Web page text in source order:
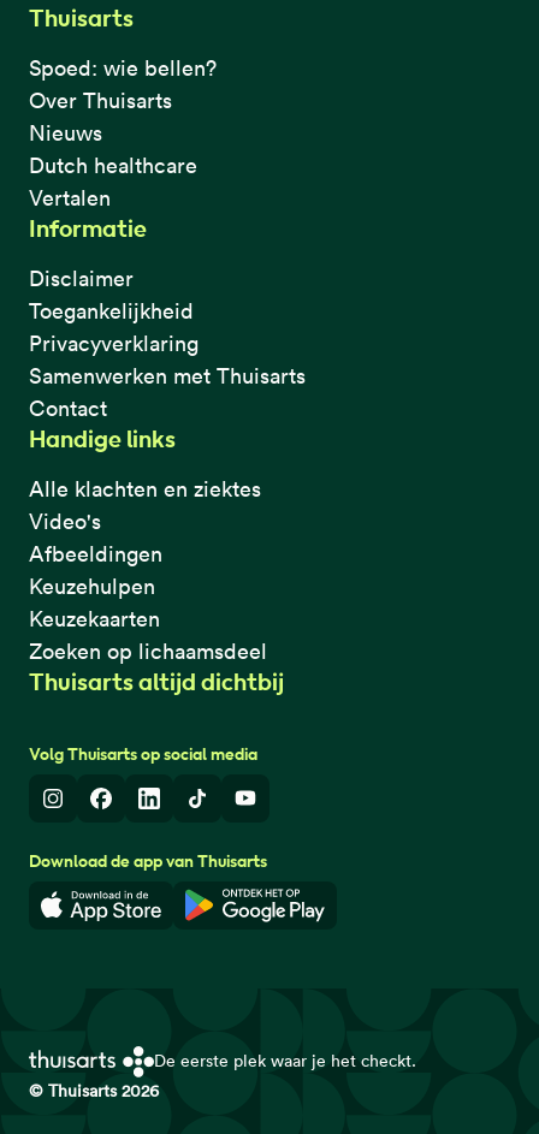
Thuisarts
Spoed: wie bellen?
Over Thuisarts
Nieuws
Dutch healthcare
Vertalen
Informatie
Disclaimer
Toegankelijkheid
Privacyverklaring
Samenwerken met Thuisarts
Contact
Handige links
Alle klachten en ziektes
Video's
Afbeeldingen
Keuzehulpen
Keuzekaarten
Zoeken op lichaamsdeel
Thuisarts altijd dichtbij
Volg Thuisarts op social media
InstagramFacebook
LinkedInTikTokYoutube
Download de app van Thuisarts
Download in de App StoreDownload in de Google Play
De eerste plek waar je het checkt.
© Thuisarts 2026